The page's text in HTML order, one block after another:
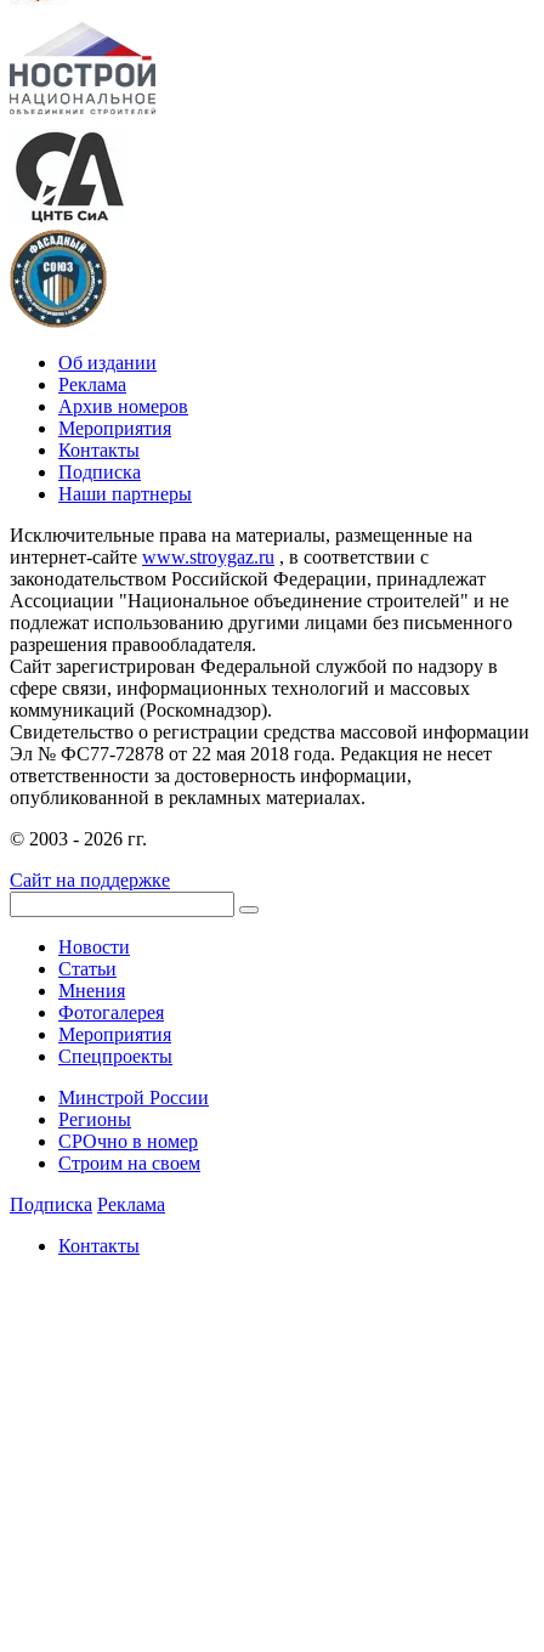
Об издании
Реклама
Архив номеров
Мероприятия
Контакты
Подписка
Наши партнеры
Исключительные права на материалы, размещенные на
интернет-сайте www.stroygaz.ru , в соответствии с
законодательством Российской Федерации, принадлежат
Ассоциации "Национальное объединение строителей" и не
подлежат использованию другими лицами без письменного
разрешения правообладателя.
Сайт зарегистрирован Федеральной службой по надзору в
сфере связи, информационных технологий и массовых
коммуникаций (Роскомнадзор).
Свидетельство о регистрации средства массовой информации
Эл № ФС77-72878 от 22 мая 2018 года. Редакция не несет
ответственности за достоверность информации,
опубликованной в рекламных материалах.
© 2003 - 2026 гг.
Сайт на поддержке
Новости
Статьи
Мнения
Фотогалерея
Мероприятия
Спецпроекты
Минстрой России
Регионы
СРОчно в номер
Строим на своем
Подписка Реклама
Контакты